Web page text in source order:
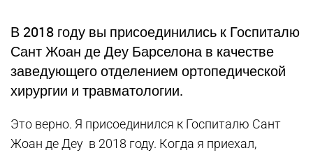
В 2018 году вы присоединились к Госпиталю
Сант Жоан де Деу Барселона в качестве
заведующего отделением ортопедической
хирургии и травматологии.
Это верно. Я присоединился к Госпиталю Сант
Жоан де Деу в 2018 году. Когда я приехал,